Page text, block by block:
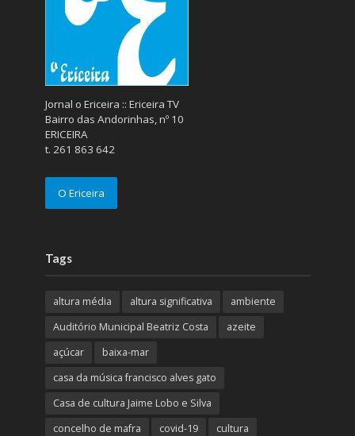
Jornal o Ericeira :: Ericeira TV
Bairro das Andorinhas, nº 10
ERICEIRA
t. 261 863 642
O Ericeira
Tags
altura média altura significativa
ambiente
Auditório Municipal Beatriz Costa
azeite
açúcar
baixa-mar
casa da música francisco alves gato
Casa de cultura Jaime Lobo e Silva
concelho de mafra
covid-19
cultura